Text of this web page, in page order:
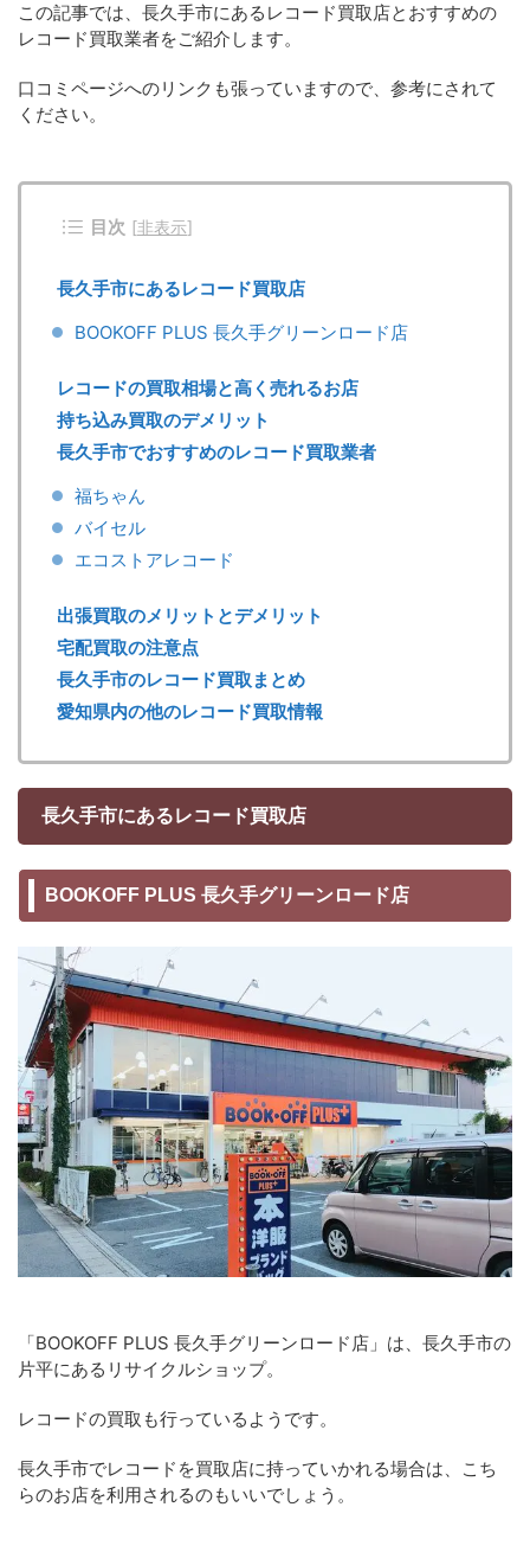
この記事では、長久手市にあるレコード買取店とおすすめの
レコード買取業者をご紹介します。
口コミページへのリンクも張っていますので、参考にされて
ください。
目次 [非表示]
長久手市にあるレコード買取店
BOOKOFF PLUS 長久手グリーンロード店
レコードの買取相場と高く売れるお店
持ち込み買取のデメリット
長久手市でおすすめのレコード買取業者
福ちゃん
バイセル
エコストアレコード
出張買取のメリットとデメリット
宅配買取の注意点
長久手市のレコード買取まとめ
愛知県内の他のレコード買取情報
長久手市にあるレコード買取店
BOOKOFF PLUS 長久手グリーンロード店
「BOOKOFF PLUS 長久手グリーンロード店」は、長久手市の
片平にあるリサイクルショップ。
レコードの買取も行っているようです。
長久手市でレコードを買取店に持っていかれる場合は、こち
らのお店を利用されるのもいいでしょう。